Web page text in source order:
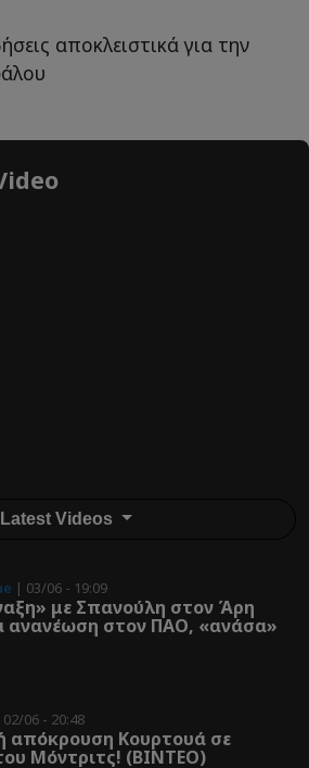
αποκλειστικά για την
Latest Videos
| 03/06 - 19:09
με Σπανούλη στον Άρη
ανανέωση στον ΠΑΟ, «ανάσα»
02/06 - 20:48
απόκρουση Κουρτουά σε
Μόντριτς! (ΒΙΝΤΕΟ)